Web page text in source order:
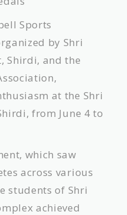
Sports
by Shri
Shirdi, and the
at the Shri
from June 4 to
which saw
across various
students of Shri
achieved